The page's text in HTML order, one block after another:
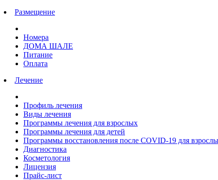
Размещение
Номера
ДОМА ШАЛЕ
Питание
Оплата
Лечение
Профиль лечения
Виды лечения
Программы лечения для взрослых
Программы лечения для детей
Программы восстановления после COVID-19 для
Диагностика
Косметология
Лицензия
Прайс-лист